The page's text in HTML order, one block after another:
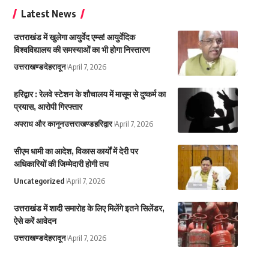
Latest News
उत्तराखंड में खुलेगा आयुर्वेद एम्स! आयुर्वेदिक
विश्वविद्यालय की समस्याओं का भी होगा निस्तारण
उत्तराखण्डदेहरादून April 7, 2026
हरिद्वार : रेलवे स्टेशन के शौचालय में मासूम से दुष्कर्म का
प्रयास, आरोपी गिरफ्तार
अपराध और कानूनउत्तराखण्डहरिद्वार April 7, 2026
सीएम धामी का आदेश, विकास कार्यों में देरी पर
अधिकारियों की जिम्मेदारी होगी तय
Uncategorized April 7, 2026
उत्तराखंड में शादी समारोह के लिए मिलेंगे इतने सिलेंडर,
ऐसे करें आवेदन
उत्तराखण्डदेहरादून April 7, 2026